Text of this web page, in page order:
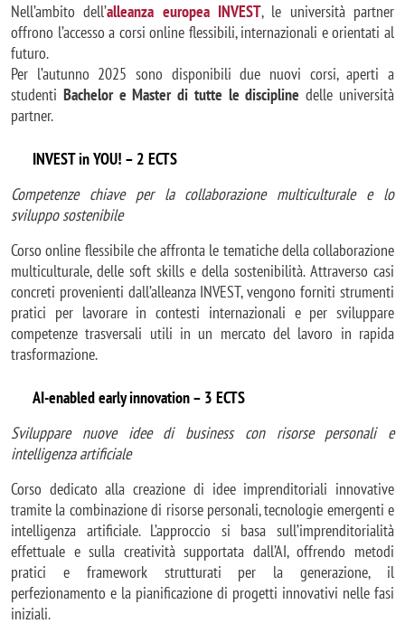
Nell’ambito dell’alleanza europea INVEST, le università partner
offrono l’accesso a corsi online flessibili, internazionali e orientati al
futuro.
Per l’autunno 2025 sono disponibili due nuovi corsi, aperti a
studenti Bachelor e Master di tutte le discipline delle università
partner.
INVEST in YOU! – 2 ECTS
Competenze chiave per la collaborazione multiculturale e lo
sviluppo sostenibile
Corso online flessibile che affronta le tematiche della collaborazione
multiculturale, delle soft skills e della sostenibilità. Attraverso casi
concreti provenienti dall’alleanza INVEST, vengono forniti strumenti
pratici per lavorare in contesti internazionali e per sviluppare
competenze trasversali utili in un mercato del lavoro in rapida
trasformazione.
AI-enabled early innovation – 3 ECTS
Sviluppare nuove idee di business con risorse personali e
intelligenza artificiale
Corso dedicato alla creazione di idee imprenditoriali innovative
tramite la combinazione di risorse personali, tecnologie emergenti e
intelligenza artificiale. L’approccio si basa sull’imprenditorialità
effettuale e sulla creatività supportata dall’AI, offrendo metodi
pratici e framework strutturati per la generazione, il
perfezionamento e la pianificazione di progetti innovativi nelle fasi
iniziali.